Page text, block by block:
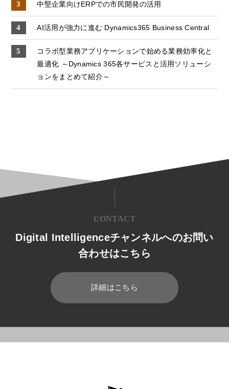
中堅企業向けERPでの市⺠開発の活用
AI活用が強力に進む Dynamics365 Business Central
コラボ型業務アプリケーションで始める業務効率化と
最適化 ～Dynamics 365各サービスと活用ソリューシ
ョンをまとめて紹介～
CONTACT
Digital Intelligenceチャンネルへのお問い
合わせはこちら
詳細はこちら